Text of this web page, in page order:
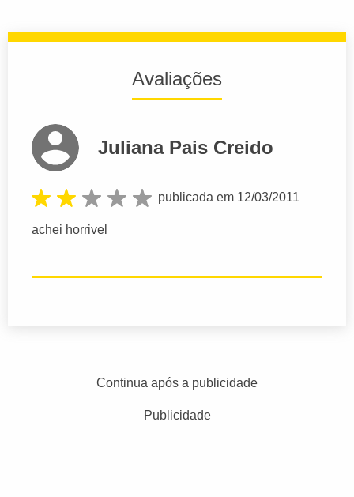
Avaliações
Juliana Pais Creido
publicada em 12/03/2011
achei horrivel
Continua após a publicidade
Publicidade